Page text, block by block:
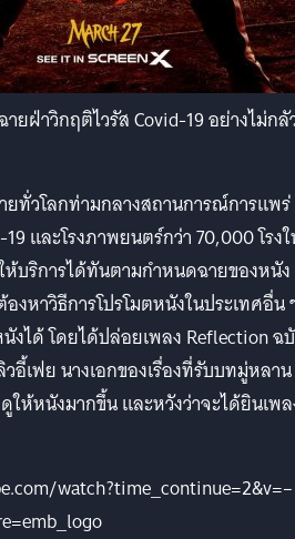
ยฝ่าวิกฤติไวรัส Covid-19 อย่างไม่กลั
ยทั่วโลกท่ามกลางสถานการณ์การแพร่
และโรงภาพยนตร์กว่า 70,000 โรง
ห้บริการได้ทันตามกำหนดฉายของหนัง
งหาวิธีการโปรโมตหนังในประเทศอื่น
งได้ โดยได้ปล่อยเพลง Reflection ฉ
อี้เฟย นางเอกของเรื่องที่รับบทมู่หลาน
ห้หนังมากขึ้น และหวังว่าจะได้ยินเพ
watch?time_continue=2&v=–